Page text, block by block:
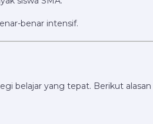
benar intensif.
belajar yang tepat. Berikut